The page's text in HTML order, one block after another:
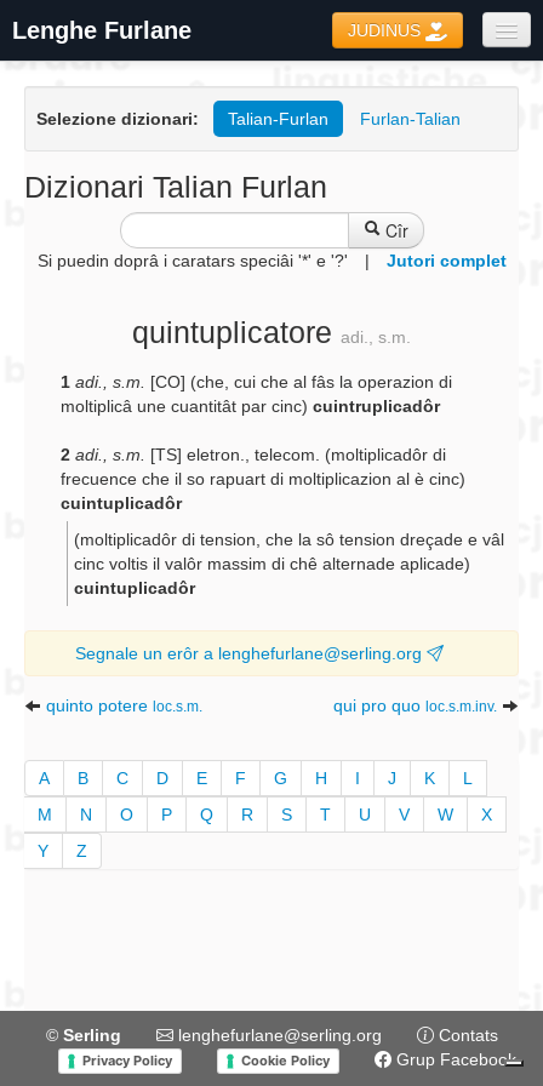
Lenghe Furlane JUDINUS
Formari
Coretôr Ortografic
Informazions
Selezione dizionari: Talian-Furlan Furlan-Talian
Dizionari Talian Furlan
Cîr
Si puedin doprâ i caratars speciâi '*' e '?' | Jutori complet
quintuplicatore adi., s.m.
1 adi., s.m.
[CO] (che, cui che al fâs la operazion di
moltiplicâ une cuantitât par cinc) cuintruplicadôr
2 adi., s.m.
[TS] eletron., telecom. (moltiplicadôr di
frecuence che il so rapuart di moltiplicazion al è cinc)
cuintuplicadôr
(moltiplicadôr di tension, che la sô tension dreçade e vâl
cinc voltis il valôr massim di chê alternade aplicade)
cuintuplicadôr
Segnale un erôr a lenghefurlane@serling.org
quinto potere loc.s.m. qui pro quo loc.s.m.inv.
A B C D E F G H I J K
L
M
N O P Q R S T U V W
X
Y
Z
© Serling lenghefurlane@serling.org Contats
Privacy Policy Cookie Policy Grup Facebook